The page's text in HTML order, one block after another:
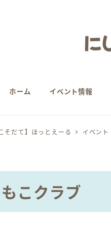
ホーム イベント情報
そだて】ほっとえーる イベント
こクラブ